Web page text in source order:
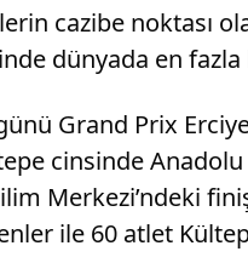
cazibe noktası
dünyada en
Grand Prix
cinsinde Anadolu
Merkezi’ndeki
ile 60 atlet